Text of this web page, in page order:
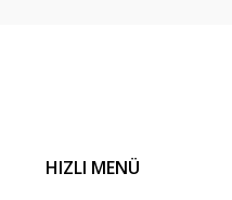
HIZLI MENÜ